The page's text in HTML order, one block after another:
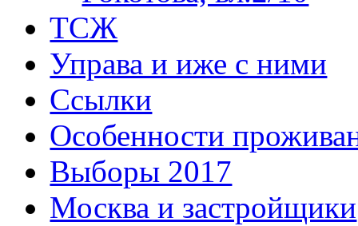
ТСЖ
Управа и иже с ними
Ссылки
Особенности
Выборы 2017
Москва и застройщики